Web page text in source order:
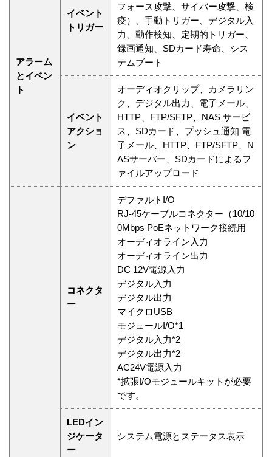
アラーム
とイベン
ト
イベント
トリガー
フォース攻撃、サイバー攻撃、検
疫）、手動トリガー、デジタル入
力、動作検知、定期的トリガー、
録画通知、SDカード寿命、シス
テムブート
イベント
アクショ
ン
オーディオクリップ、カメラリン
ク、デジタル出力、電子メール、
HTTP、FTP/SFTP、NAS サービ
ス、SDカード、プッシュ通知 電
子メール、HTTP、FTP/SFTP、N
ASサーバー、SDカードによるフ
ァイルアップロード
コネクタ
ー
デファルトI/O
RJ-45ケーブルコネクター（10/10
0Mbps PoEネットワーク接続用
オーディオライン入力
オーディオライン出力
DC 12V電源入力
デジタル入力
デジタル出力
マイクロUSB
モジュールI/O*1
デジタル入力*2
デジタル出力*2
AC24V電源入力
*拡張I/Oモジュールキットが必要
です。
LEDイン
ジケータ
ー
システム電源とステータス表示